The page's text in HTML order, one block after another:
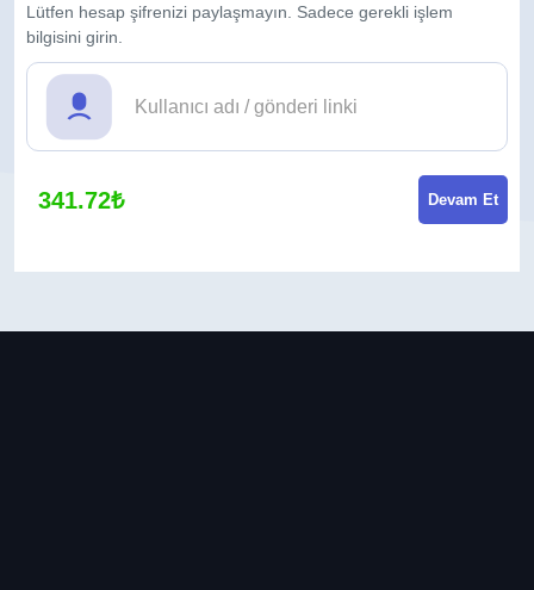
Lütfen hesap şifrenizi paylaşmayın. Sadece gerekli işlem
bilgisini girin.
341.72₺ Devam Et